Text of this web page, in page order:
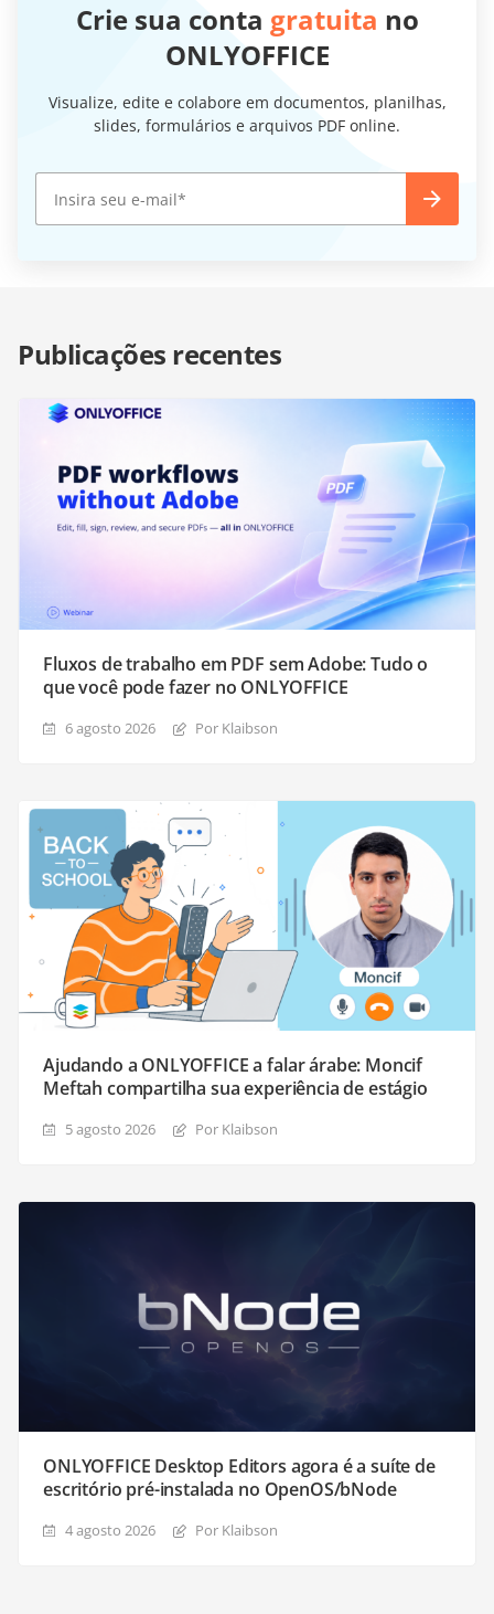
Crie sua conta gratuita no
ONLYOFFICE
Visualize, edite e colabore em documentos, planilhas,
slides, formulários e arquivos PDF online.
Publicações recentes
Fluxos de trabalho em PDF sem Adobe: Tudo o
que você pode fazer no ONLYOFFICE
6 agosto 2026 Por Klaibson
Ajudando a ONLYOFFICE a falar árabe: Moncif
Meftah compartilha sua experiência de estágio
5 agosto 2026 Por Klaibson
ONLYOFFICE Desktop Editors agora é a suíte de
escritório pré-instalada no OpenOS/bNode
4 agosto 2026 Por Klaibson